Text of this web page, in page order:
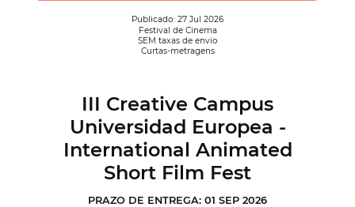
Publicado: 27 Jul 2026
Festival de Cinema
SEM taxas de envio
Curtas-metragens
III Creative Campus
Universidad Europea -
International Animated
Short Film Fest
PRAZO DE ENTREGA: 01 SEP 2026